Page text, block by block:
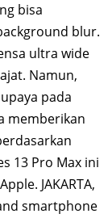
bisa
blur.
ultra wide
Namun,
pada
memberikan
13 Pro Max ini
JAKARTA,
smartphone